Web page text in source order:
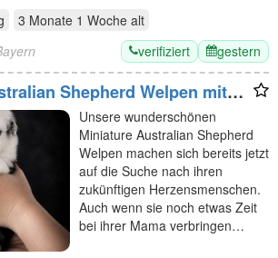
3 Monate 1 Woche alt
verifiziert gestern
Shepherd Welpen mit
Unsere wunderschönen
Miniature Australian Shepherd
Welpen machen sich bereits jetzt
auf die Suche nach ihren
zukünftigen Herzensmenschen.
Auch wenn sie noch etwas Zeit
bei ihrer Mama verbringen…